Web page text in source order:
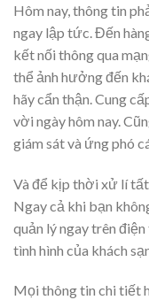
Hôm nay, thông tin
ngay lập tức. Đến
kết nối thông qua
thể ảnh hưởng đến
hãy cẩn thận. Cung
vời ngày hôm nay.
giám sát và ứng phó
Và để kịp thời xử lí
Ngay cả khi bạn
quản lý ngay trên
tình hình của khách
Mọi thông tin chi tiết